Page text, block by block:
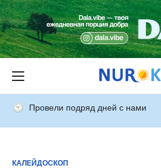
Провели подряд дней с нами
КАЛЕЙДОСКОП